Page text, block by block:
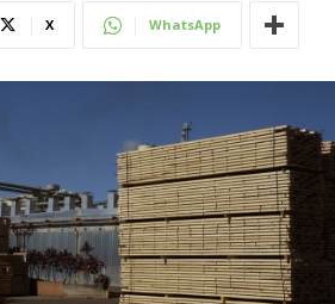
X WhatsApp